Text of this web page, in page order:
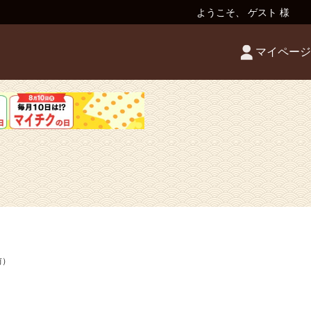
ようこそ、 ゲスト 様
マイページ